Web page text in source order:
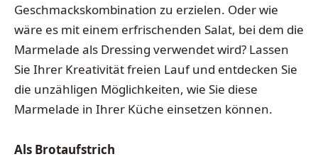
Geschmackskombination zu erzielen. Oder wie
wäre es mit einem erfrischenden Salat, bei dem die
Marmelade als Dressing verwendet wird? Lassen
Sie Ihrer Kreativität freien Lauf und entdecken Sie
die unzähligen Möglichkeiten, wie Sie diese
Marmelade in Ihrer Küche einsetzen können.
Als Brotaufstrich